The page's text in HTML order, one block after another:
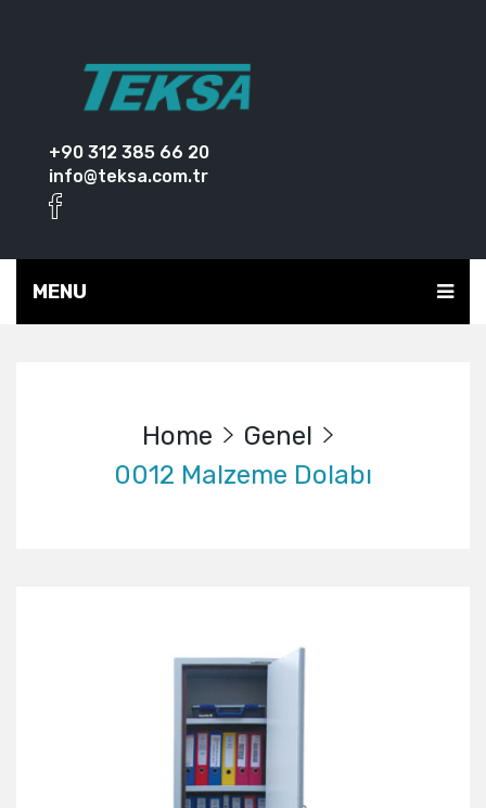
+90 312 385 66 20
info@teksa.com.tr
MENU
Home
Genel
0012 Malzeme Dolabı